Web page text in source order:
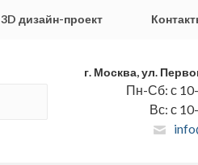
3D дизайн-проект
г. Москва, ул.
Пн-Сб: с
Вс: с